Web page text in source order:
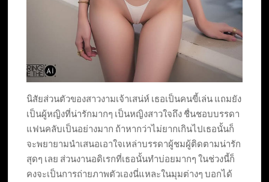
นิสัยส่วนตัวของสาวงามเจ้าเสน่ห์ เธอเป็นคนขี้เล่น แถมยัง
เป็นผู้หญิงที่น่ารักมากๆ เป็นหญิงสาวใจถึง ชื่นชอบบรรดา
แฟนคลับเป็นอย่างมาก ถ้าหากว่าไม่ยากเกินไปเธอนั้นก็
จะพยายามนำเสนอเอาใจเหล่าบรรดาผู้ชมผู้ติดตามน่ารัก
สุดๆ เลย ส่วนงานอดิเรกที่เธอนั้นทำบ่อยมากๆ ในช่วงนี้ก็
คงจะเป็นการถ่ายภาพตัวเองนี่แหละในมุมต่างๆ บอกได้